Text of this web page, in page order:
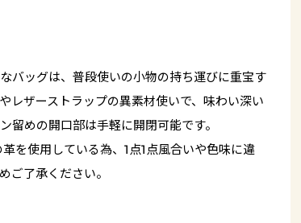
バッグは、普段使いの小物の持ち運びに重宝す
レザーストラップの異素材使いで、味わい深い
留めの開口部は手軽に開閉可能です。
を使用している為、1点1点風合いや色味に違
ご了承ください。